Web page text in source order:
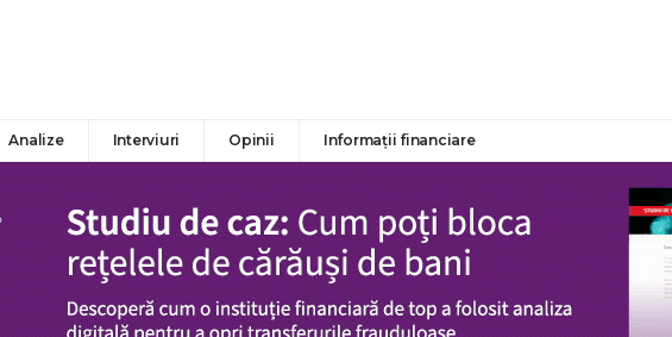
Analize Interviuri Opinii Informații financiare